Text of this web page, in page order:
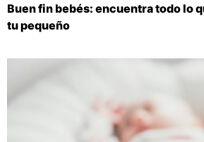
Buen fin bebés: encuentra todo lo
tu pequeño